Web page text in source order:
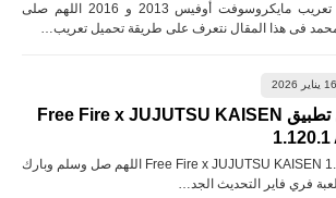
تحميل تعريب مايكروسوفت أوفيس 2013 و 2016 اللهم صلى
فى هذا المقال نتعرف على طريقة تحميل تعريب…
16 يناير 2026
تنزيل تطبيق Free Fire x JUJUTSU KAISEN
1.120.1
تنزيل تطبيق Free Fire x JUJUTSU KAISEN 1.120.1 APK اللهم صل وسلم وبارك
فري فاير التحديث الجد…